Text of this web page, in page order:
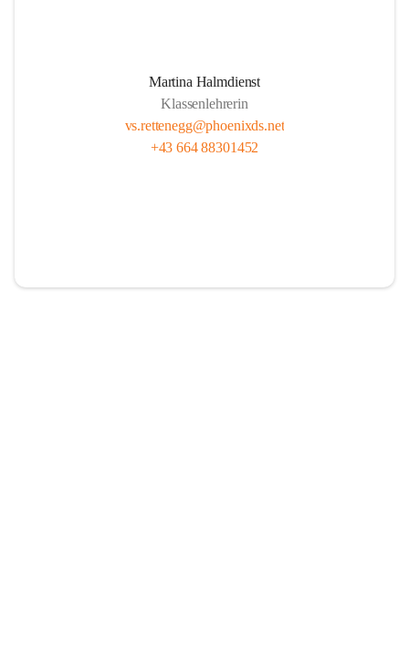
Martina Halmdienst
Klassenlehrerin
vs.rettenegg@phoenixds.net
+43 664 88301452